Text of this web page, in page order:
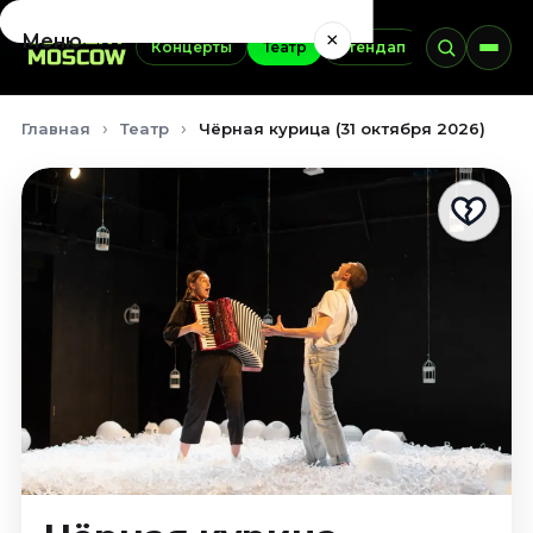
Концерты Театр Стендап Выставки
Меню ×
Сентябрь 2026
Октябрь 2026
Ноябрь 2026
Сентябрь 2026
Октябрь 2026
Ноябрь 2026
Главная Театр Чёрная курица (31 октября 2026)